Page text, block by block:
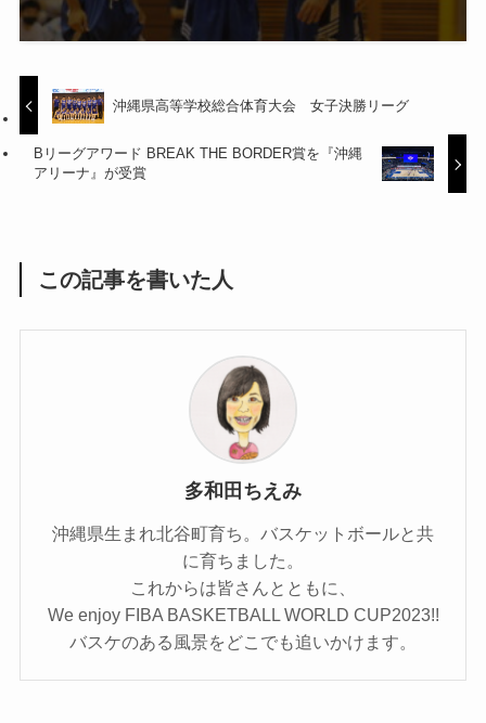
沖縄県高等学校総合体育大会 女子決勝リーグ
Bリーグアワード BREAK THE BORDER賞を『沖縄
アリーナ』が受賞
この記事を書いた人
多和田ちえみ
沖縄県生まれ北谷町育ち。バスケットボールと共
に育ちました。
これからは皆さんとともに、
We enjoy FIBA BASKETBALL WORLD CUP2023!!
バスケのある風景をどこでも追いかけます。